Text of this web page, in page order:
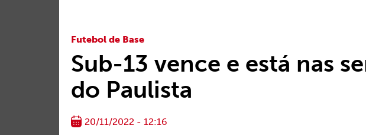
Futebol de Base
Sub-13 vence e está nas
do Paulista
20/11/2022 - 12:16